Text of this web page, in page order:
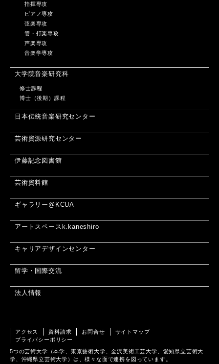
指揮専攻
ピアノ専攻
弦楽専攻
管・打楽専攻
声楽専攻
音楽学専攻
大学院音楽研究科
修士課程
博士（後期）課程
日本伝統音楽研究センター
芸術資源研究センター
伊藤記念図書館
芸術資料館
ギャラリー@KCUA
アートスペースk.kaneshiro
キャリアデザインセンター
留学・国際交流
法人情報
アクセス 資料請求 お問合せ
サイトマップ
プライバシーポリシー
5つの芸術大学（本学、東京藝術大学、金沢美術工芸大学、愛知県立芸術大
学、沖縄県立芸術大学）は、様々な面で連携を図っています。